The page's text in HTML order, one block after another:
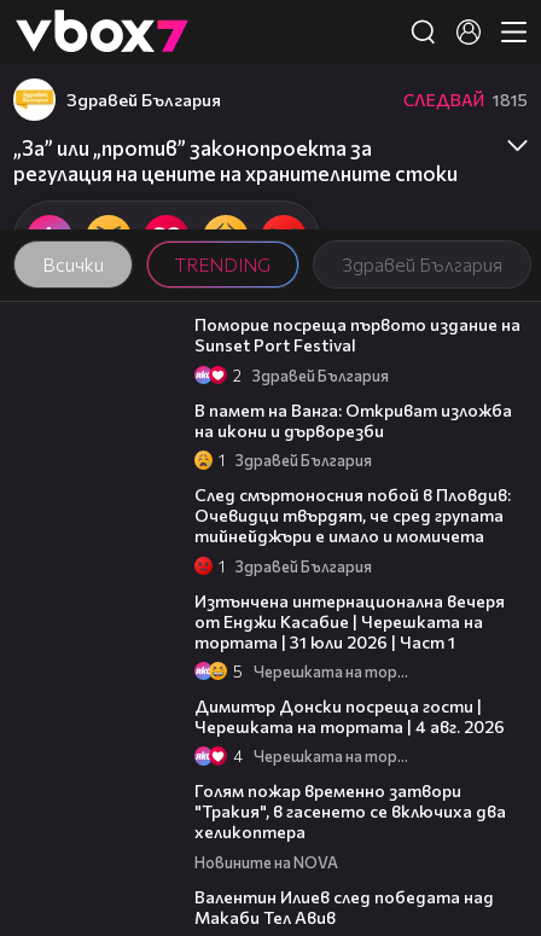
👾
Всички TRENDING Здравей България
Здравей България СЛЕДВАЙ 1815
„За” или „против” законопроекта за
регулация на цените на хранителните стоки
05:54
Поморие посреща първото издание на
Sunset Port Festival
2 Здравей България
В памет на Ванга: Откриват изложба
на икони и дърворезби
1 Здравей България
След смъртоносния побой в Пловдив:
Очевидци твърдят, че сред групата
тийнейджъри е имало и момичета
1 Здравей България
Изтънчена интернационална вечеря
от Енджи Касабие | Черешката на
тортата | 31 юли 2026 | Част 1
5 Черешката на тортата
Димитър Донски посреща гости |
Черешката на тортата | 4 авг. 2026
4 Черешката на тортата
Голям пожар временно затвори
"Тракия", в гасенето се включиха два
хеликоптера
Новините на NOVA
Валентин Илиев след победата над
Макаби Тел Авив